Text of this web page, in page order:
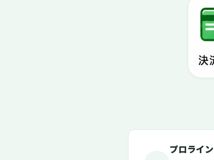
プロライ